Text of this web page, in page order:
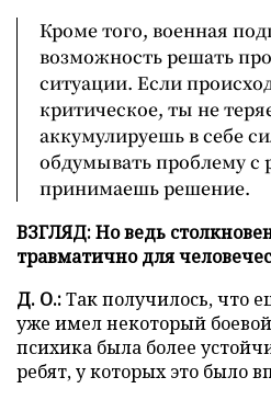
Кроме того, военная
возможность решать
ситуации. Если
критическое, ты не
аккумулируешь в себе
обдумывать проблему с
принимаешь решение.
ВЗГЛЯД: Но ведь
травматично для
Д. О.:Так получилось, что
уже имел некоторый
психика была более
ребят, у которых это было